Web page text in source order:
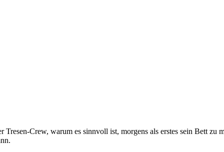
Crew, warum es sinnvoll ist, morgens als erstes sein Bett zu